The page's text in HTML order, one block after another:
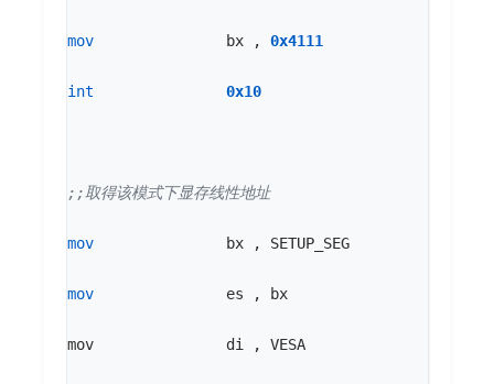
mov bx , 0x4111
int 0x10
mov bx , SETUP_SEG
mov es , bx
mov di , VESA